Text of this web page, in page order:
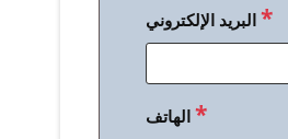
البريد الإلكتروني*
الهاتف*